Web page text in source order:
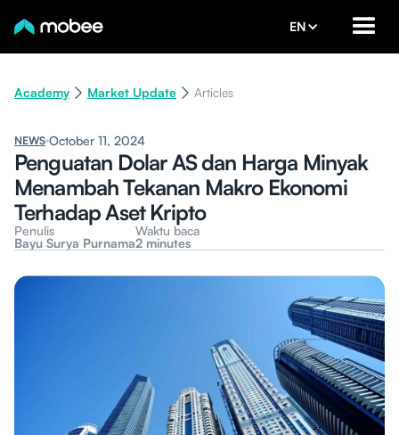
EN
Academy Market Update Articles
NEWS October 11, 2024
Penguatan Dolar AS dan Harga Minyak
Menambah Tekanan Makro Ekonomi
Terhadap Aset Kripto
Penulis
Bayu Surya Purnama
Waktu baca
2 minutes